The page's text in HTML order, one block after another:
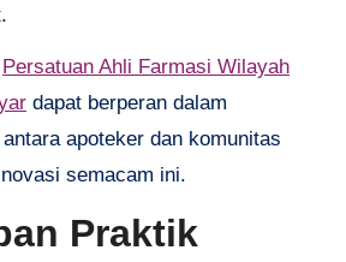
Persatuan Ahli Farmasi Wilayah
dapat berperan dalam
apoteker dan komunitas
semacam ini.
Praktik